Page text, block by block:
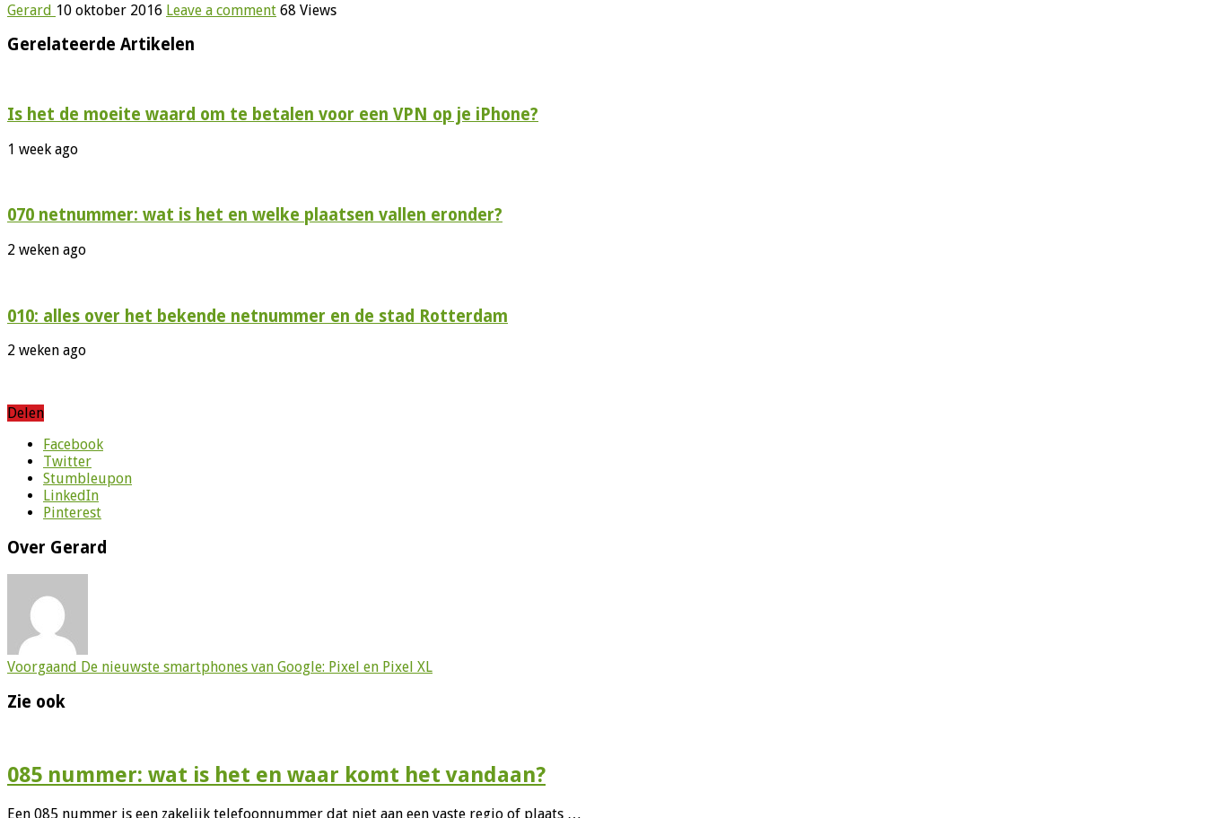
Gerard 10 oktober 2016 Leave a comment 68 Views
Gerelateerde Artikelen
Is het de moeite waard om te betalen voor een VPN op je iPhone?
1 week ago
070 netnummer: wat is het en welke plaatsen vallen eronder?
2 weken ago
010: alles over het bekende netnummer en de stad Rotterdam
2 weken ago
Delen
Facebook
Twitter
Stumbleupon
LinkedIn
Pinterest
Over Gerard
Voorgaand De nieuwste smartphones van Google: Pixel en Pixel XL
Zie ook
085 nummer: wat is het en waar komt het vandaan?
Een 085 nummer is een zakelijk telefoonnummer dat niet aan een vaste regio of plaats …